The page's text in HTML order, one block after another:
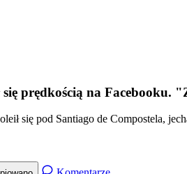
prędkością na Facebooku.
się pod Santiago de Compostela,